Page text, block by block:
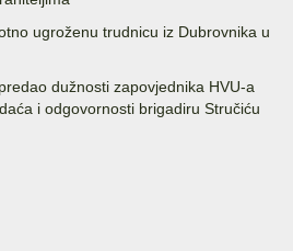
ugroženu trudnicu iz Dubrovnika u
dužnosti zapovjednika HVU-a
i odgovornosti brigadiru Stručiću